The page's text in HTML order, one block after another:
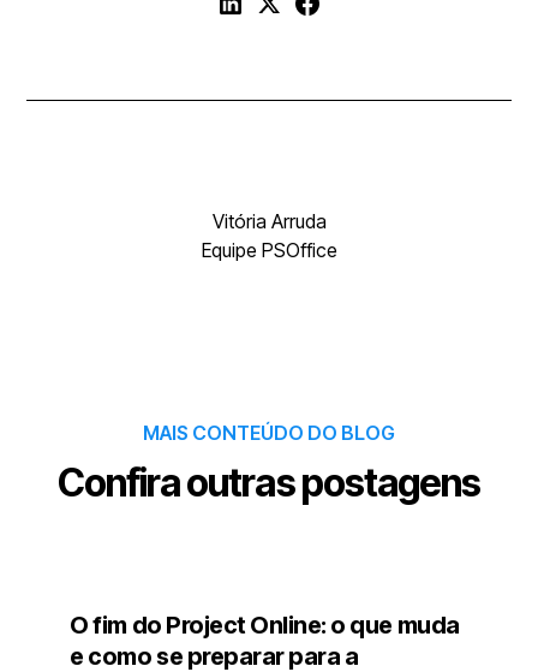
Vitória Arruda
Equipe PSOffice
MAIS CONTEÚDO DO BLOG
Confira outras postagens
O fim do Project Online: o que muda
e como se preparar para a